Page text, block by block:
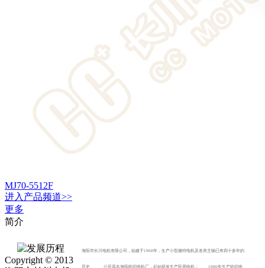
MJ70-5512F
进入 产品频道>>
更多
简介
海阳市长川电机有限公司，始建于1968年，生产小型微特电机及各类主轴已有四十多年的
历史。 公司原名海阳纺织电机厂，起始研发生产民用电机； 1980年生产纺织电
Copyright © 2013